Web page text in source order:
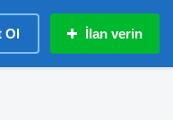
Ol İlan verin